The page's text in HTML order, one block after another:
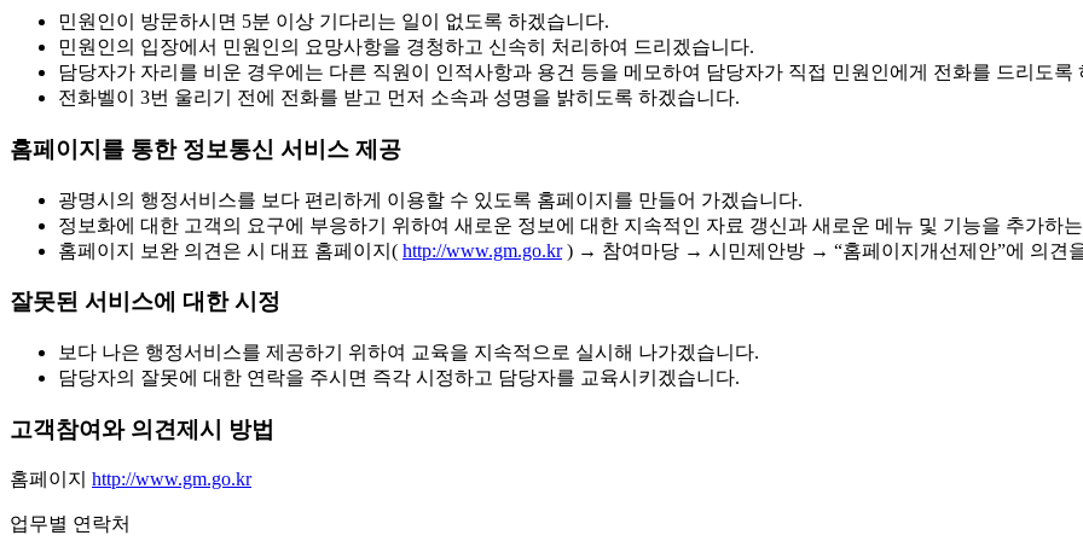
민원인이 방문하시면 5분 이상 기다리는 일이 없도록 하겠습니다.
민원인의 입장에서 민원인의 요망사항을 경청하고 신속히 처리하여 드리겠습니다.
담당자가 자리를 비운 경우에는 다른 직원이 인적사항과 용건 등을 메모하여 담당자가 직접 민원인에게 전화를 드리도록
전화벨이 3번 울리기 전에 전화를 받고 먼저 소속과 성명을 밝히도록 하겠습니다.
홈페이지를 통한 정보통신 서비스 제공
광명시의 행정서비스를 보다 편리하게 이용할 수 있도록 홈페이지를 만들어 가겠습니다.
정보화에 대한 고객의 요구에 부응하기 위하여 새로운 정보에 대한 지속적인 자료 갱신과 새로운 메뉴 및 기능을 추가하
홈페이지 보완 의견은 시 대표 홈페이지( http://www.gm.go.kr) → 참여마당 → 시민제안방 → “홈페이지개선제안”에 의견
잘못된 서비스에 대한 시정
보다 나은 행정서비스를 제공하기 위하여 교육을 지속적으로 실시해 나가겠습니다.
담당자의 잘못에 대한 연락을 주시면 즉각 시정하고 담당자를 교육시키겠습니다.
고객참여와 의견제시 방법
홈페이지 http://www.gm.go.kr
업무별 연락처